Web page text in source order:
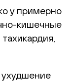
у примерно
кишечные
ухудшение